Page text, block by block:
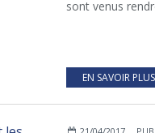
sont venus
EN SAVOIR PLUS